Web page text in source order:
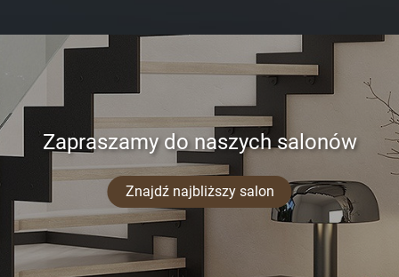
Zapraszamy do naszych salonów
Znajdź najbliższy salon